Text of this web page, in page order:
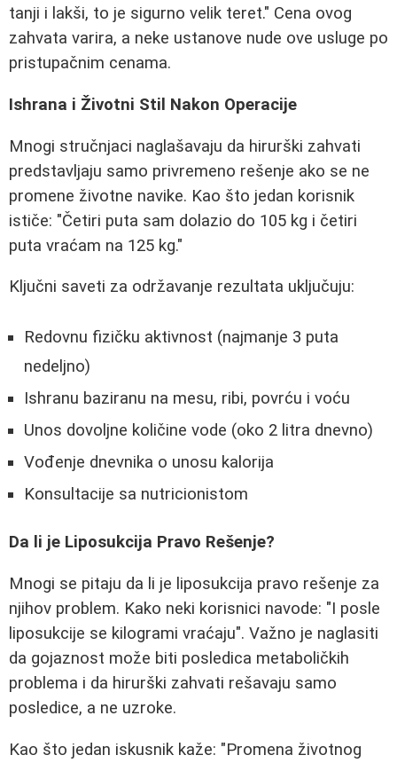
tanji i lakši, to je sigurno velik teret." Cena ovog
zahvata varira, a neke ustanove nude ove usluge po
pristupačnim cenama.
Ishrana i Životni Stil Nakon Operacije
Mnogi stručnjaci naglašavaju da hirurški zahvati
predstavljaju samo privremeno rešenje ako se ne
promene životne navike. Kao što jedan korisnik
ističe: "Četiri puta sam dolazio do 105 kg i četiri
puta vraćam na 125 kg."
Ključni saveti za održavanje rezultata uključuju:
Redovnu fizičku aktivnost (najmanje 3 puta
nedeljno)
Ishranu baziranu na mesu, ribi, povrću i voću
Unos dovoljne količine vode (oko 2 litra dnevno)
Vođenje dnevnika o unosu kalorija
Konsultacije sa nutricionistom
Da li je Liposukcija Pravo Rešenje?
Mnogi se pitaju da li je liposukcija pravo rešenje za
njihov problem. Kako neki korisnici navode: "I posle
liposukcije se kilogrami vraćaju". Važno je naglasiti
da gojaznost može biti posledica metaboličkih
problema i da hirurški zahvati rešavaju samo
posledice, a ne uzroke.
Kao što jedan iskusnik kaže: "Promena životnog